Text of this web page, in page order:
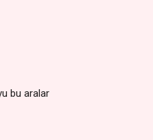
bu aralar